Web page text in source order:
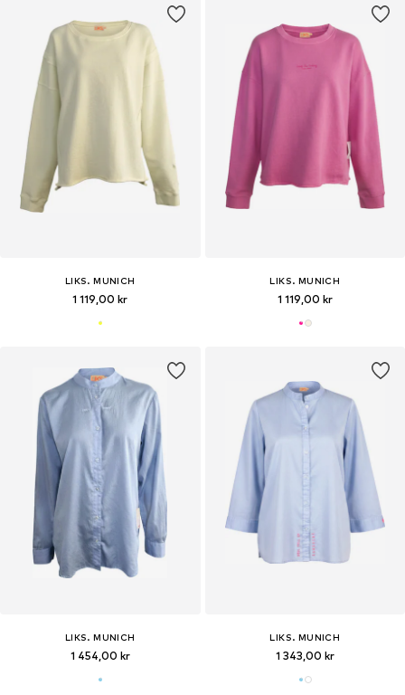
LIKS. MUNICH
1 119,00 kr
LIKS. MUNICH
1 119,00 kr
LIKS. MUNICH
1 454,00 kr
LIKS. MUNICH
1 343,00 kr